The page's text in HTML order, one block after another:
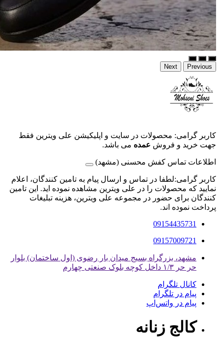
Previous
Next
کاربر گرامی: محصولات در سایت و اپلیکیشن علی ویترین فقط
جهت خرید و فروش عمده می باشد.
اطلاعات تماس کفش محسنی (مشهد)
کاربر گرامی:لطفا در تماس و ارسال پیام به تامین کنندگان، اعلام
نمایید که محصولات را در علی ویترین مشاهده نموده اید. این تامین
کنندگان برای حضور در مجموعه علی ویترین، هزینه تبلیغات
پرداخت نموده اند.
09154435731
09157009721
مشهد، بزرگراه بسیج میدان بار رضوی (اول ساختمان) بلوار
حر حر ۱/۳ داخل کوچه بلوک صنعتی چهارم
کانال تلگرام
پیام در تلگرام
پیام در واتس‌اپ
کالج زنانه